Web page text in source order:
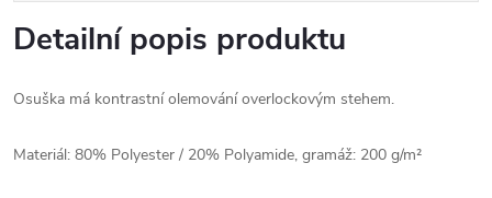
Detailní popis produktu
Osuška má kontrastní olemování overlockovým stehem.
Materiál: 80% Polyester / 20% Polyamide, gramáž: 200 g/m²